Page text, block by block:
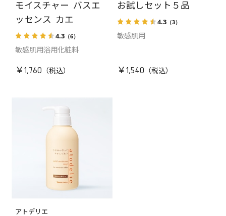
モイスチャー バスエ
ッセンス カエ
4.3 （6）
敏感肌用浴用化粧料
￥1,760
お試しセット５品
4.3（3）
敏感肌用
￥1,540
アトデリエ